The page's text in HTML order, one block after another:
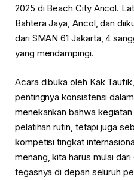
2025 di Beach City Ancol.
Bahtera Jaya, Ancol, dan
dari SMAN 61 Jakarta, 4
yang mendampingi.
Acara dibuka oleh Kak
pentingnya konsistensi
menekankan bahwa
pelatihan rutin, tetapi juga
kompetisi tingkat
menang, kita harus mulai
tegasnya di depan seluruh